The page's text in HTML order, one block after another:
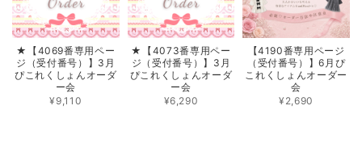
★【4069番専用ペー
ジ（受付番号）】3月
ぴこれくしょんオーダ
ー会
¥9,110
★【4073番専用ペー
ジ（受付番号）】3月
ぴこれくしょんオーダ
ー会
¥6,290
【4190番専用ページ
（受付番号）】6月ぴ
これくしょんオーダー
会
¥2,690